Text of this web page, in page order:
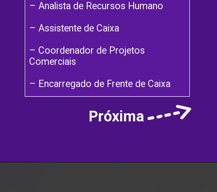
– Analista de Recursos Humano
– Assistente de Caixa
– Coordenador de Projetos
Comerciais
– Encarregado de Frente de Caixa
Próxima